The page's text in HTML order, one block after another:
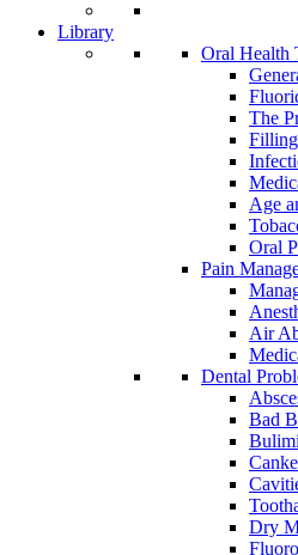
Library
Oral Health
The
Age
Oral
Pain
Air
Dental
Bad
Dry